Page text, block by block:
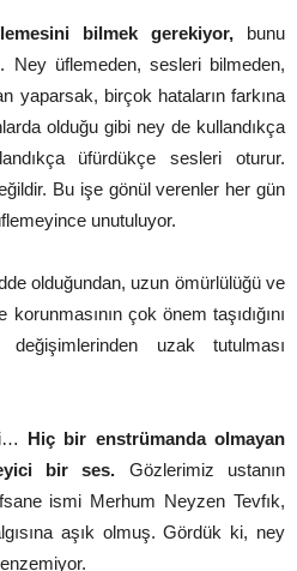
bilmek gerekiyor,bunu
Ney üflemeden, sesleri bilmeden,
yaparsak, birçok hataların farkına
olduğu gibi ney de kullandıkça
üfürdükçe sesleri oturur.
Bu işe gönül verenler her gün
unutuluyor.
olduğundan, uzun ömürlülüğü ve
çok önem taşıdığını
değişimlerinden uzak tutulması
Hiç bir enstrümanda olmayan
bir ses. Gözlerimiz ustanın
ismi Merhum Neyzen Tevfık,
aşık olmuş. Gördük ki, ney